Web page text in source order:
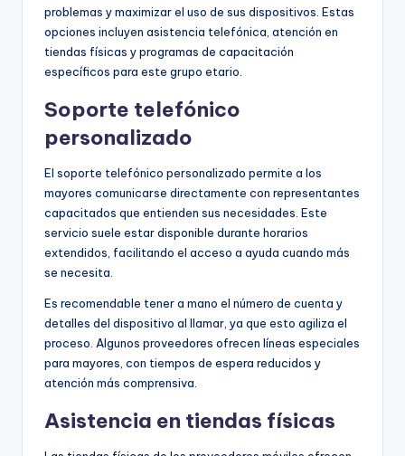
problemas y maximizar el uso de sus dispositivos. Estas
opciones incluyen asistencia telefónica, atención en
tiendas físicas y programas de capacitación
específicos para este grupo etario.
Soporte telefónico
personalizado
El soporte telefónico personalizado permite a los
mayores comunicarse directamente con representantes
capacitados que entienden sus necesidades. Este
servicio suele estar disponible durante horarios
extendidos, facilitando el acceso a ayuda cuando más
se necesita.
Es recomendable tener a mano el número de cuenta y
detalles del dispositivo al llamar, ya que esto agiliza el
proceso. Algunos proveedores ofrecen líneas especiales
para mayores, con tiempos de espera reducidos y
atención más comprensiva.
Asistencia en tiendas físicas